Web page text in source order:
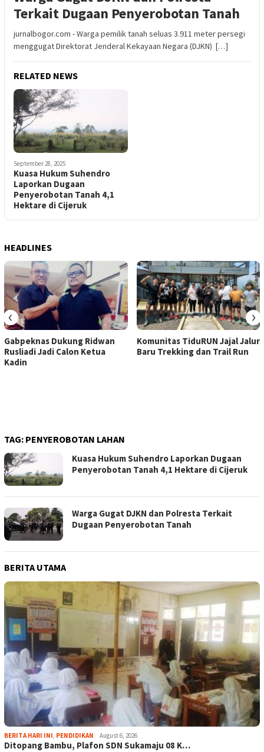
Terkait Dugaan Penyerobotan Tanah
jurnalbogor.com - Warga pemilik tanah seluas 3.911 meter persegi
menggugat Direktorat Jenderal Kekayaan Negara (DJKN) […]
RELATED NEWS
September 28, 2025
Kuasa Hukum Suhendro
Laporkan Dugaan
Penyerobotan Tanah 4,1
Hektare di Cijeruk
HEADLINES
Gabpeknas Dukung Ridwan
Rusliadi Jadi Calon Ketua
Kadin
Komunitas TiduRUN Jajal Jalur
Baru Trekking dan Trail Run
‹ ›
TAG: PENYEROBOTAN LAHAN
Kuasa Hukum Suhendro Laporkan Dugaan
Penyerobotan Tanah 4,1 Hektare di Cijeruk
Warga Gugat DJKN dan Polresta Terkait
Dugaan Penyerobotan Tanah
BERITA UTAMA
BERITA HARI INI, PENDIDIKAN August 6, 2026
Ditopang Bambu, Plafon SDN Sukamaju 08 K…